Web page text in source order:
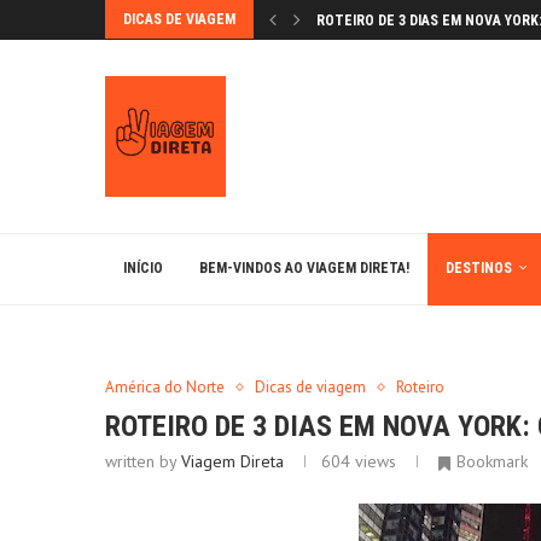
DICAS DE VIAGEM ROTEIRO DE 3 DIAS EM NOVA
INÍCIO BEM-VINDOS AO VIAGEM DIRETA! DESTINOS
América do Norte Dicas de viagem Roteiro
ROTEIRO DE 3 DIAS EM NOVA
written byViagem Direta 604 views Bookmark